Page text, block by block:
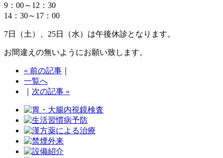
9：00～12：30
14：30～17：00
7日（土）、25日（水）は午後休診となります。
お間違えの無いようにお願い致します。
« 前の記事
一覧へ
次の記事 »